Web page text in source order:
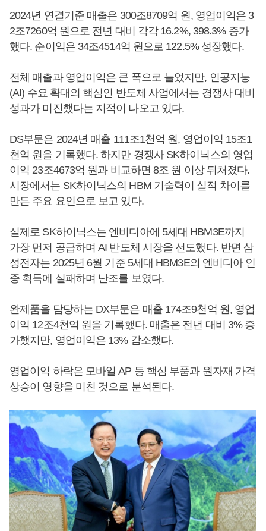
2024년 연결기준 매출은 300조8709억 원, 영업이익은 3
2조7260억 원으로 전년 대비 각각 16.2%, 398.3% 증가
했다. 순이익은 34조4514억 원으로 122.5% 성장했다.
전체 매출과 영업이익은 큰 폭으로 늘었지만, 인공지능
(AI) 수요 확대의 핵심인 반도체 사업에서는 경쟁사 대비
성과가 미진했다는 지적이 나오고 있다.
DS부문은 2024년 매출 111조1천억 원, 영업이익 15조1
천억 원을 기록했다. 하지만 경쟁사 SK하이닉스의 영업
이익 23조4673억 원과 비교하면 8조 원 이상 뒤처졌다.
시장에서는 SK하이닉스의 HBM 기술력이 실적 차이를
만든 주요 요인으로 보고 있다.
실제로 SK하이닉스는 엔비디아에 5세대 HBM3E까지
가장 먼저 공급하며 AI 반도체 시장을 선도했다. 반면 삼
성전자는 2025년 6월 기준 5세대 HBM3E의 엔비디아 인
증 획득에 실패하며 난조를 보였다.
완제품을 담당하는 DX부문은 매출 174조9천억 원, 영업
이익 12조4천억 원을 기록했다. 매출은 전년 대비 3% 증
가했지만, 영업이익은 13% 감소했다.
영업이익 하락은 모바일 AP 등 핵심 부품과 원자재 가격
상승이 영향을 미친 것으로 분석된다.